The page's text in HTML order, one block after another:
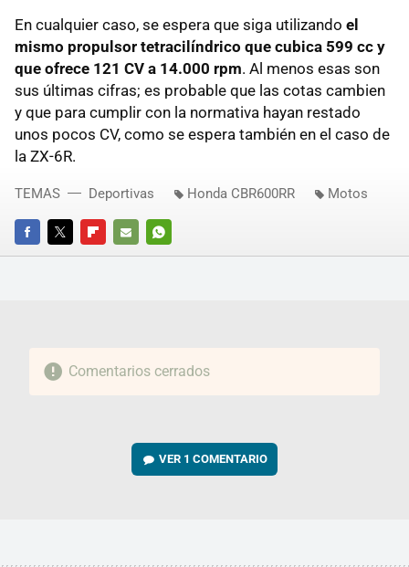
En cualquier caso, se espera que siga utilizando el
mismo propulsor tetracilíndrico que cubica 599 cc y
que ofrece 121 CV a 14.000 rpm. Al menos esas son
sus últimas cifras; es probable que las cotas cambien
y que para cumplir con la normativa hayan restado
unos pocos CV, como se espera también en el caso de
la ZX-6R.
FACEBOOKTWITTERFLIPBOARD
E-
WHATSAPP
TEMAS Deportivas Honda CBR600RR Motos
Comentarios cerrados
VER 1 COMENTARIO